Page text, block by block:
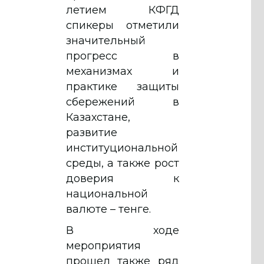
летием КФГД
спикеры отметили
значительный
прогресс в
механизмах и
практике защиты
сбережений в
Казахстане,
развитие
институциональной
среды, а также рост
доверия к
национальной
валюте – тенге.
В ходе
мероприятия
прошел также ряд